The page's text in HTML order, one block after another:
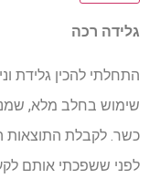
גלידה רכה
התחלתי להכין גלידת
שימוש בחלב מלא,
כשר. לקבלת התוצאות
לפני ששפכתי אותם